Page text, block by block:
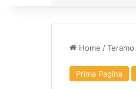
Home /Teramo
Prima Pagina